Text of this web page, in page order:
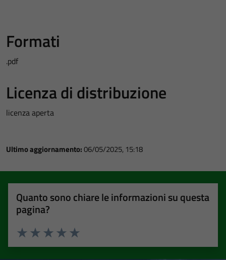
Formati
.pdf
Licenza di distribuzione
licenza aperta
Ultimo aggiornamento:06/05/2025, 15:18
Quanto sono chiare le informazioni su questa
pagina?
Valuta 5 stelle su 5
Valuta 4 stelle su 5
Valuta 3 stelle su 5
Valuta 2 stelle su 5
Valuta 1 stelle su 5